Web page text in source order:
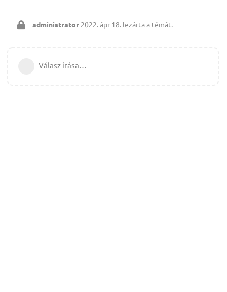
administrator 2022. ápr 18. lezárta a témát.
Válasz írása…